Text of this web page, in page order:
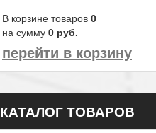
В корзине товаров 0
на сумму 0 руб.
перейти в корзину
КАТАЛОГ ТОВАРОВ